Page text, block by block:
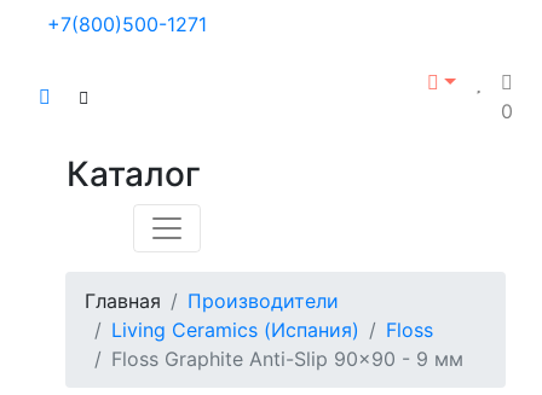
+7(800)500-1271
0
Каталог
Главная
Производители
Living Ceramics (Испания)
Floss
Floss Graphite Anti-Slip 90x90 - 9 мм